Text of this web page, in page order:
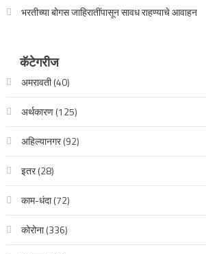
भरतीच्या बोगस जाहिरातींपासून सावध राहण्याचे आवाहन
कॅटेगरीज
अमरावती(40)
अर्थकारण(125)
अहिल्यानगर(92)
इतर(28)
काम-धंदा(72)
कोरोना(336)